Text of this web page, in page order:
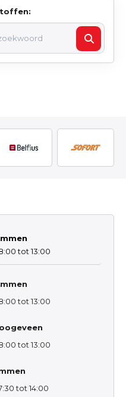
tot 13:00
tot 13:00
tot 13:00
tot 14:00